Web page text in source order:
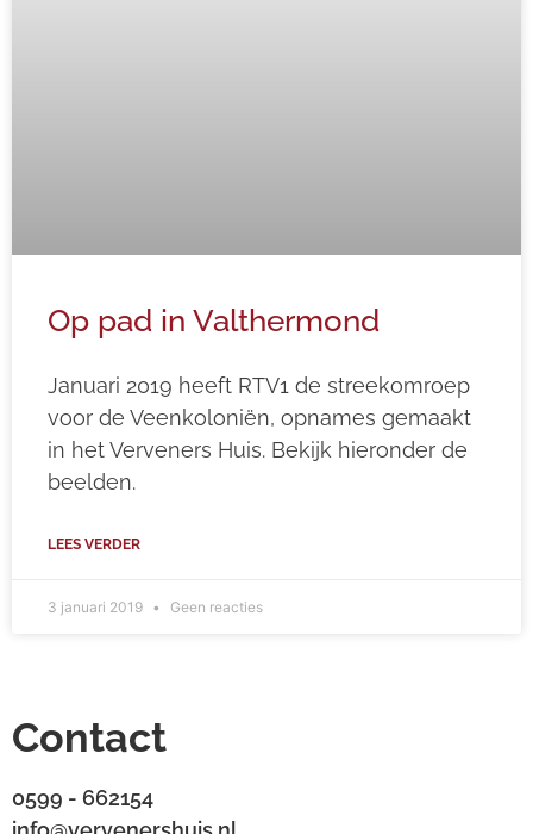
Op pad in Valthermond
Januari 2019 heeft RTV1 de streekomroep
voor de Veenkoloniën, opnames gemaakt
in het Verveners Huis. Bekijk hieronder de
beelden.
LEES VERDER
3 januari 2019 Geen reacties
Contact
0599 - 662154